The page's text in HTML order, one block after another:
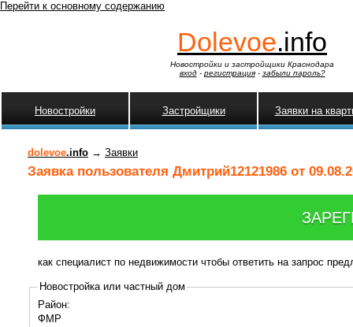
Перейти к основному содержанию
Dolevoe.info
Новостройки и застройщики Краснодара
вход- регистрация- забыли пароль?
Новостройки Застройщики Заявки на
dolevoe.info → Заявки
Заявка пользователя Дмитрий12121986 от
как специалист по недвижимости чтобы ответить на запрос
Новостройка или частный дом
Район:
ФМР